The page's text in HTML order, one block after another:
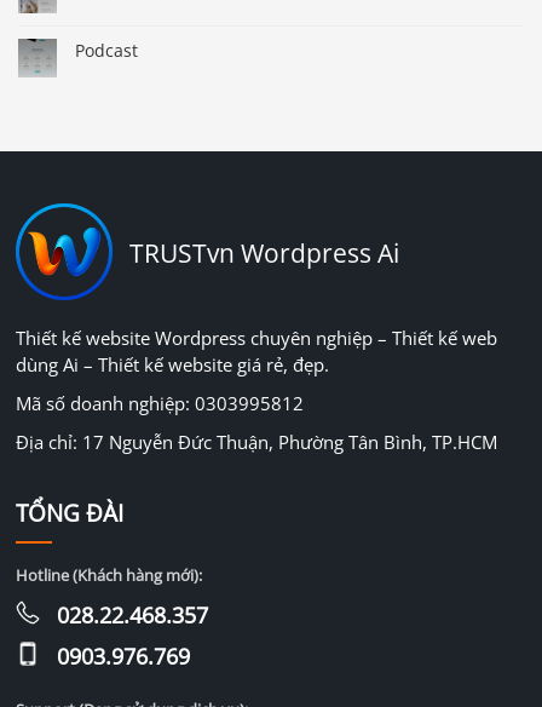
Podcast
TRUSTvn Wordpress Ai
Thiết kế website Wordpress chuyên nghiệp – Thiết kế web
dùng Ai – Thiết kế website giá rẻ, đẹp.
Mã số doanh nghiệp: 0303995812
Địa chỉ: 17 Nguyễn Đức Thuận, Phường Tân Bình, TP.HCM
TỔNG ĐÀI
Hotline (Khách hàng mới):
028.22.468.357
0903.976.769